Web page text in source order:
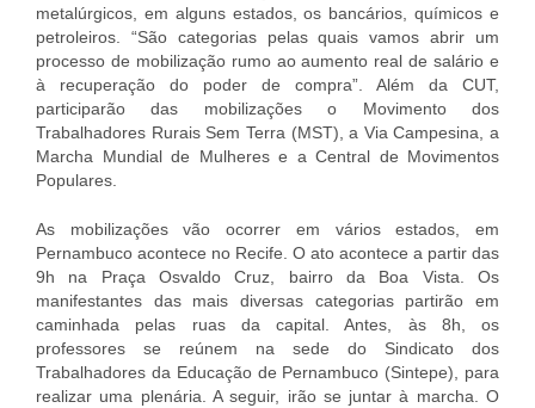
metalúrgicos, em alguns estados, os bancários, químicos e
petroleiros. “São categorias pelas quais vamos abrir um
processo de mobilização rumo ao aumento real de salário e
à recuperação do poder de compra”. Além da CUT,
participarão das mobilizações o Movimento dos
Trabalhadores Rurais Sem Terra (MST), a Via Campesina, a
Marcha Mundial de Mulheres e a Central de Movimentos
Populares.
As mobilizações vão ocorrer em vários estados, em
Pernambuco acontece no Recife. O ato acontece a partir das
9h na Praça Osvaldo Cruz, bairro da Boa Vista. Os
manifestantes das mais diversas categorias partirão em
caminhada pelas ruas da capital. Antes, às 8h, os
professores se reúnem na sede do Sindicato dos
Trabalhadores da Educação de Pernambuco (Sintepe), para
realizar uma plenária. A seguir, irão se juntar à marcha. O